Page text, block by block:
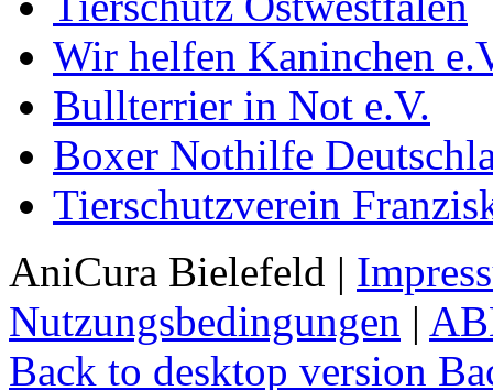
Wir helfen Kaninchen
Bullterrier in Not e.V.
Boxer Nothilfe
Tierschutzverein
AniCura Bielefeld |
Nutzungsbedingungen |
Back to desktop version